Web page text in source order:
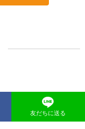
友だちに送る